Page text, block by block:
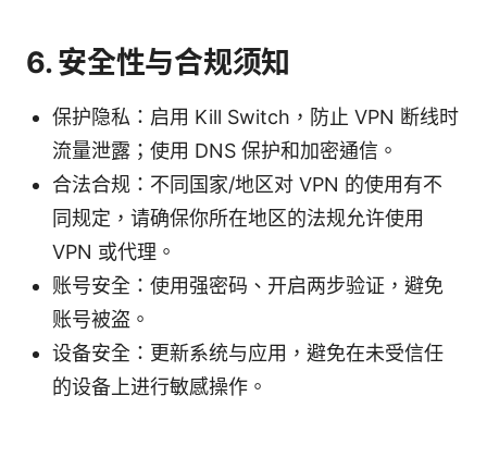
6. 安全性与合规须知
保护隐私：启用 Kill Switch，防止 VPN 断线时
流量泄露；使用 DNS 保护和加密通信。
合法合规：不同国家/地区对 VPN 的使用有不
同规定，请确保你所在地区的法规允许使用
VPN 或代理。
账号安全：使用强密码、开启两步验证，避免
账号被盗。
设备安全：更新系统与应用，避免在未受信任
的设备上进行敏感操作。